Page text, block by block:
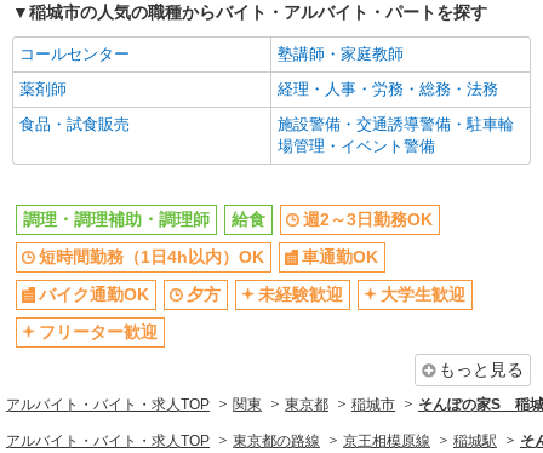
社員登用あり
同じ職種から求人を探す
飲食・フード
週2～3日勤務OK
短時間勤務（1日4h以内）OK
車通勤OK
未経験歓迎
大学生歓迎
ミドル（40代～）活躍中
ボーナス・賞与あり
まかない・食事補助
社員登用あり
稲城市の人気の職種からバイト・アルバイト・パートを探す
コールセンター
塾講師・家庭教師
薬剤師
経理・人事・労務・総務・法務
食品・試食販売
施設警備・交通誘導警備・駐車輪
場管理・イベント警備
調理・調理補助・調理師 給食
週2～3日勤務OK
短時間勤務（1日4h以内）OK
車通勤OK
バイク通勤OK
夕方 未経験歓迎
大学生歓迎
フリーター歓迎
もっと見る
アルバイト・バイト・求人TOP 関東 東京都 稲城市 そんぽの家S 稲
アルバイト・バイト・求人TOP 東京都の路線 京王相模原線 稲城駅 そ